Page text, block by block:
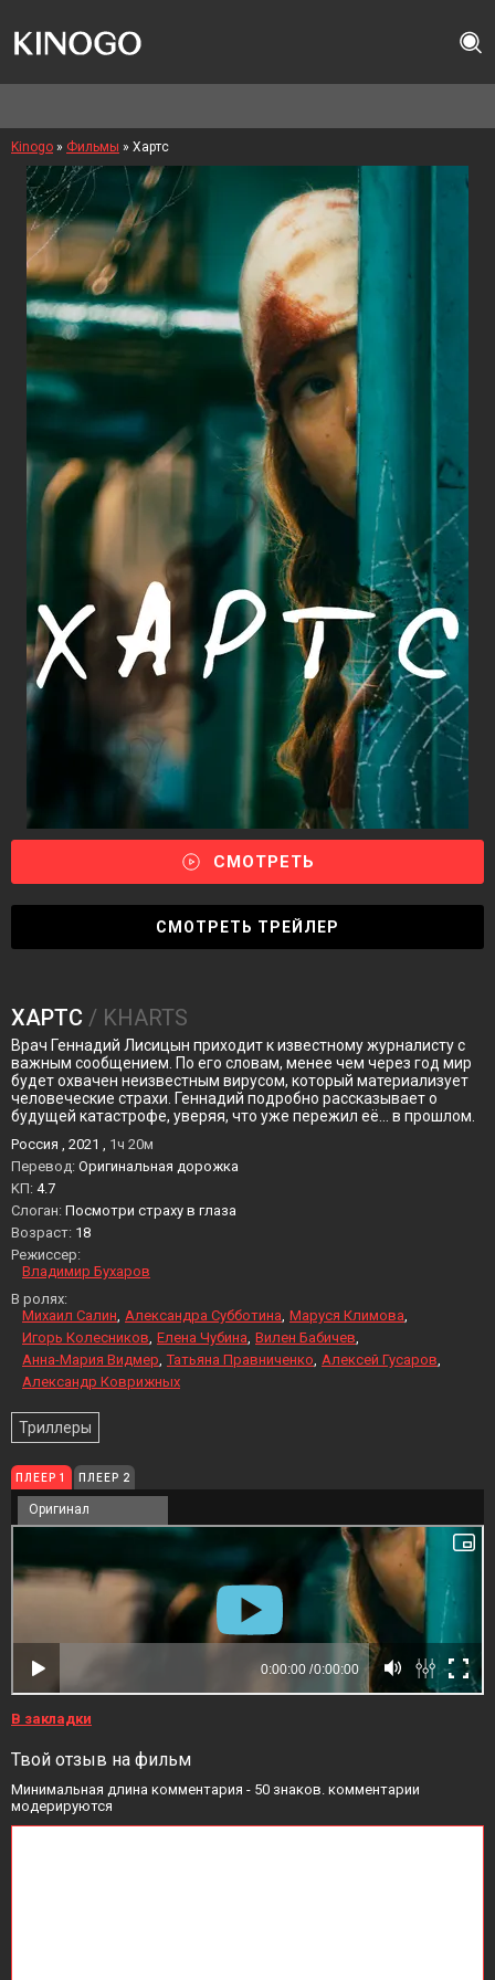
Kinogo » Фильмы » Хартс
СМОТРЕТЬ
СМОТРЕТЬ ТРЕЙЛЕР
ХАРТС / KHARTS
Врач Геннадий Лисицын приходит к известному журналисту с
важным сообщением. По его словам, менее чем через год мир
будет охвачен неизвестным вирусом, который материализует
человеческие страхи. Геннадий подробно рассказывает о
будущей катастрофе, уверяя, что уже пережил её... в прошлом.
Россия , 2021 , 1ч 20м
Перевод: Оригинальная дорожка
KП: 4.7
Слоган: Посмотри страху в глаза
Возраст: 18
Режиссер:
Владимир Бухаров
В ролях:
Михаил Салин Александра Субботина Маруся Климова
Игорь Колесников Елена Чубина Вилен Бабичев
Анна-Мария Видмер Татьяна Правниченко Алексей Гусаров
Александр Коврижных
Триллеры
ПЛЕЕР 1 ПЛЕЕР 2
Оригинал
В закладки
Твой отзыв на фильм
Минимальная длина комментария - 50 знаков. комментарии
модерируются